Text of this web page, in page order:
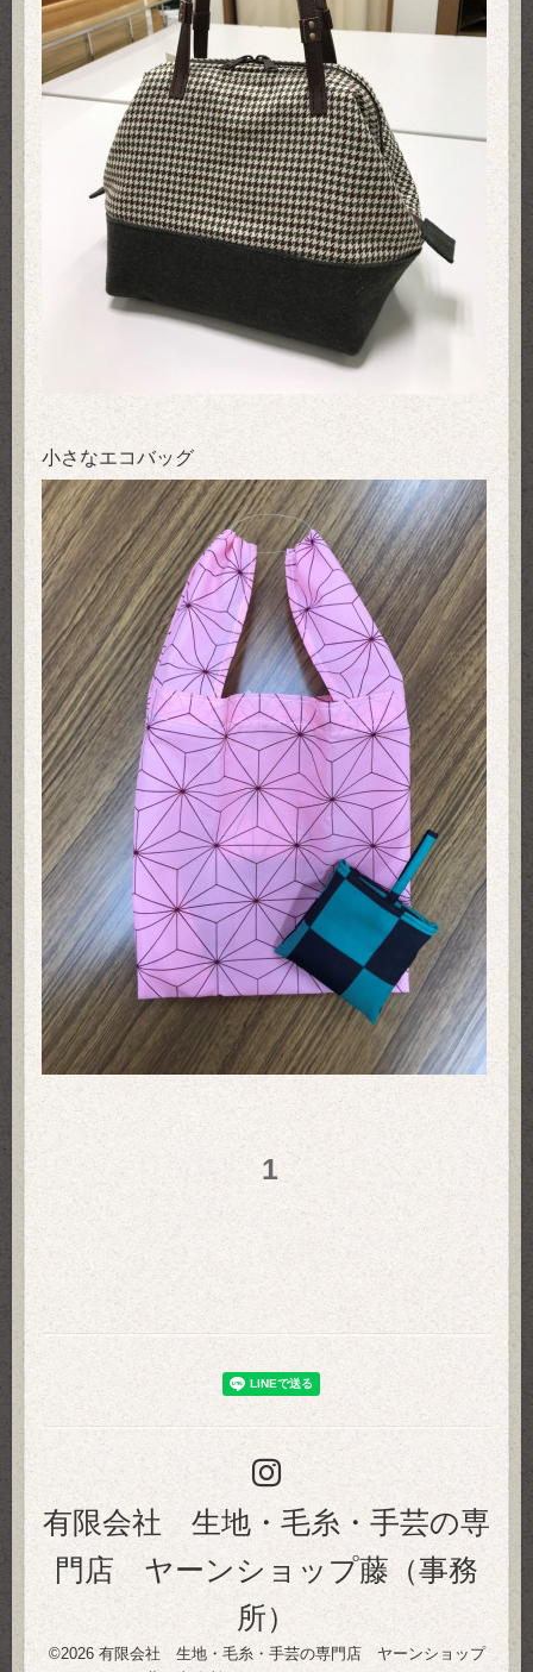
小さなエコバッグ
1
有限会社 生地・毛糸・手芸の専
門店 ヤーンショップ藤（事務
所）
©2026 有限会社 生地・毛糸・手芸の専門店 ヤーンショップ